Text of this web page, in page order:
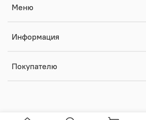
Меню
Информация
Покупателю